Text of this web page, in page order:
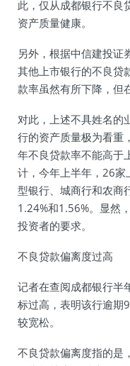
此，仅从成都银行不良
资产质量健康。
另外，根据中信建投证
其他上市银行的不良贷
款率虽然有所下降，但
对此，上述不具姓名的
行的资产质量极为看重
年不良贷款率不能高于
计，今年上半年，26家
型银行、城商行和农商
1.24%和1.56%。显然
投资者的要求。
不良贷款偏离度过高
记者在查阅成都银行半
标过高，表明该行逾期
较宽松。
不良贷款偏离度指的是